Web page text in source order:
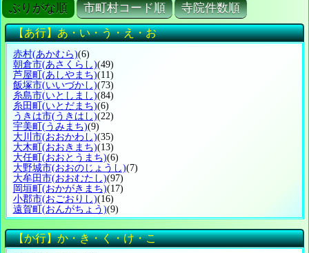
ぶりがな順 市町村コード順 寺院件数順
【あ行】あ・い・う・え・お
赤村(あかむら)(6)
朝倉市(あさくらし)(49)
芦屋町 (あしやまち)(11)
飯塚市(いいづかし)(73)
糸島市(いとしまし)(84)
糸田町 (いとだまち)(6)
うきは市(うきはし)(22)
宇美町 (うみまち)(9)
大川市(おおかわし)(35)
大木町 (おおきまち)(13)
大任町 (おおとうまち)(6)
大野城市(おおのじょうし)(7)
大牟田市(おおむたし)(97)
岡垣町 (おかがきまち)(17)
小郡市(おごおりし)(16)
遠賀町 (おんがちょう)(9)
【か行】か・き・く・け・こ